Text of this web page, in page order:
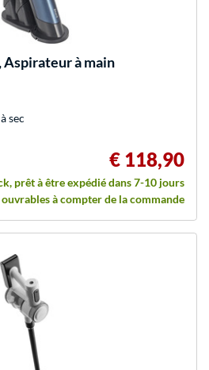
Aspirateur à main
sec
€ 118,90
prêt à être expédié dans 7-10 jours
ouvrables à compter de la commande